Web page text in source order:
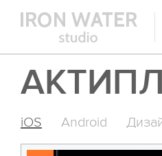
iOS Android